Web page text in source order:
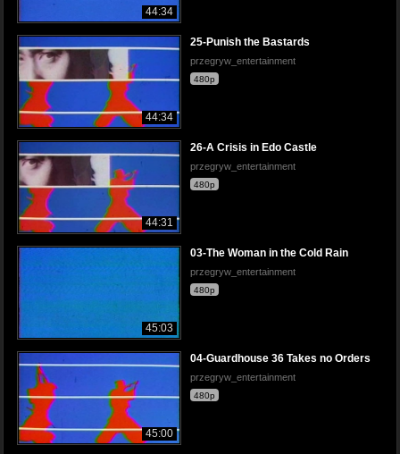
44:34
44:34
25-Punish the Bastards
przegryw_entertainment
480p
44:31
26-A Crisis in Edo Castle
przegryw_entertainment
480p
45:03
03-The Woman in the Cold Rain
przegryw_entertainment
480p
45:00
04-Guardhouse 36 Takes no Orders
przegryw_entertainment
480p